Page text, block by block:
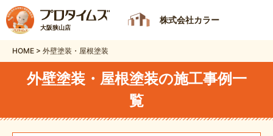
大阪狭山店
株式会社カラー
HOME > 外壁塗装・屋根塗装
外壁塗装・屋根塗装の施工事例一
覧